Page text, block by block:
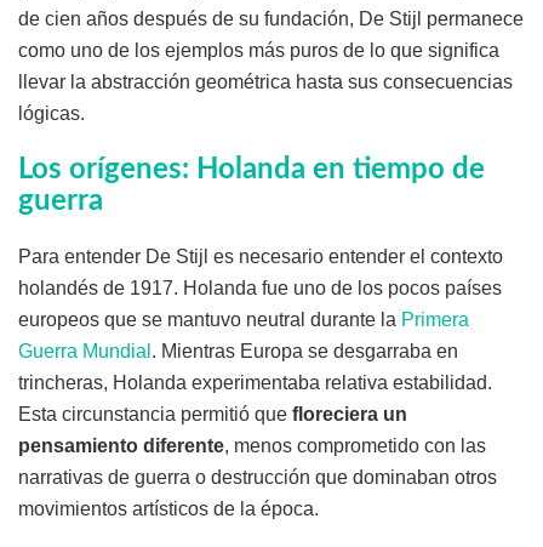
de cien años después de su fundación, De Stijl permanece
como uno de los ejemplos más puros de lo que significa
llevar la abstracción geométrica hasta sus consecuencias
lógicas.
Los orígenes: Holanda en tiempo de
guerra
Para entender De Stijl es necesario entender el contexto
holandés de 1917. Holanda fue uno de los pocos países
europeos que se mantuvo neutral durante la Primera
Guerra Mundial . Mientras Europa se desgarraba en
trincheras, Holanda experimentaba relativa estabilidad.
Esta circunstancia permitió que floreciera un
pensamiento diferente, menos comprometido con las
narrativas de guerra o destrucción que dominaban otros
movimientos artísticos de la época.